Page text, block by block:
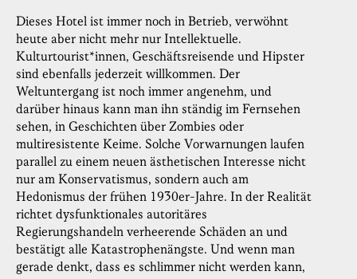
Dieses Hotel ist immer noch in Betrieb, verwöhnt
heute aber nicht mehr nur Intellektuelle.
Kulturtourist*innen, Geschäftsreisende und Hipster
sind ebenfalls jederzeit willkommen. Der
Weltuntergang ist noch immer angenehm, und
darüber hinaus kann man ihn ständig im Fernsehen
sehen, in Geschichten über Zombies oder
multiresistente Keime. Solche Vorwarnungen laufen
parallel zu einem neuen ästhetischen Interesse nicht
nur am Konservatismus, sondern auch am
Hedonismus der frühen 1930er-Jahre. In der Realität
richtet dysfunktionales autoritäres
Regierungshandeln verheerende Schäden an und
bestätigt alle Katastrophenängste. Und wenn man
gerade denkt, dass es schlimmer nicht werden kann,